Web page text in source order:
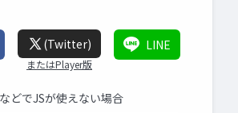
(Twitter)
またはPlayer版
LINE
どでJSが使えない場合